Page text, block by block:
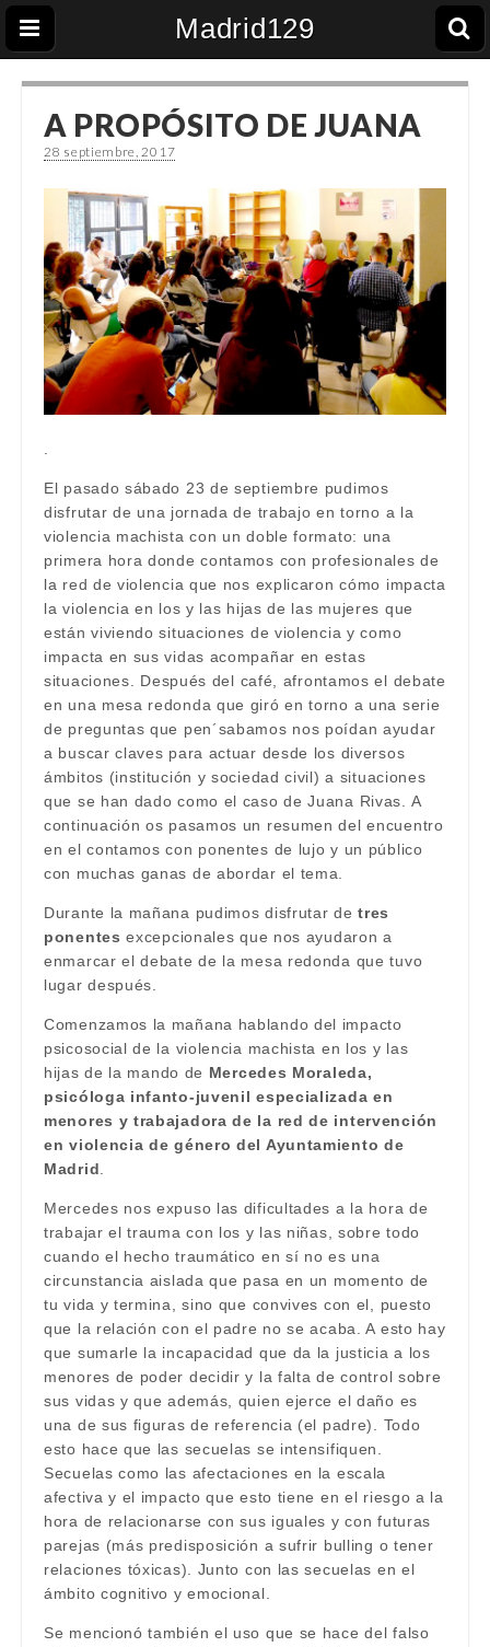
Madrid129
A PROPÓSITO DE JUANA
28 septiembre, 2017
.
El pasado sábado 23 de septiembre pudimos
disfrutar de una jornada de trabajo en torno a la
violencia machista con un doble formato: una
primera hora donde contamos con profesionales de
la red de violencia que nos explicaron cómo impacta
la violencia en los y las hijas de las mujeres que
están viviendo situaciones de violencia y como
impacta en sus vidas acompañar en estas
situaciones. Después del café, afrontamos el debate
en una mesa redonda que giró en torno a una serie
de preguntas que pen´sabamos nos poídan ayudar
a buscar claves para actuar desde los diversos
ámbitos (institución y sociedad civil) a situaciones
que se han dado como el caso de Juana Rivas. A
continuación os pasamos un resumen del encuentro
en el contamos con ponentes de lujo y un público
con muchas ganas de abordar el tema.
Durante la mañana pudimos disfrutar detres
ponentes excepcionales que nos ayudaron a
enmarcar el debate de la mesa redonda que tuvo
lugar después.
Comenzamos la mañana hablando del impacto
psicosocial de la violencia machista en los y las
hijas de la mando de Mercedes Moraleda,
psicóloga infanto-juvenil especializada en
menores y trabajadora de la red de intervención
en violencia de género del Ayuntamiento de
Madrid.
Mercedes nos expuso las dificultades a la hora de
trabajar el trauma con los y las niñas, sobre todo
cuando el hecho traumático en sí no es una
circunstancia aislada que pasa en un momento de
tu vida y termina, sino que convives con el, puesto
que la relación con el padre no se acaba. A esto hay
que sumarle la incapacidad que da la justicia a los
menores de poder decidir y la falta de control sobre
sus vidas y que además, quien ejerce el daño es
una de sus figuras de referencia (el padre). Todo
esto hace que las secuelas se intensifiquen.
Secuelas como las afectaciones en la escala
afectiva y el impacto que esto tiene en el riesgo a la
hora de relacionarse con sus iguales y con futuras
parejas (más predisposición a sufrir bulling o tener
relaciones tóxicas). Junto con las secuelas en el
ámbito cognitivo y emocional.
Se mencionó también el uso que se hace del falso